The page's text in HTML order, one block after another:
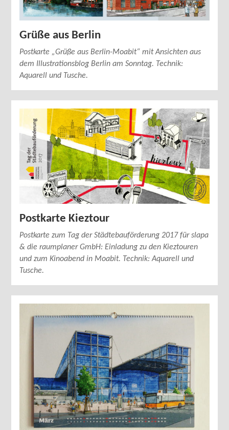
Grüße aus Berlin
Postkarte „Grüße aus Berlin-Moabit“ mit Ansichten aus
dem Illustrationsblog Berlin am Sonntag. Technik:
Aquarell und Tusche.
Postkarte Kieztour
Postkarte zum Tag der Städtebauförderung 2017 für slapa
& die raumplaner GmbH: Einladung zu den Kieztouren
und zum Kinoabend in Moabit. Technik: Aquarell und
Tusche.